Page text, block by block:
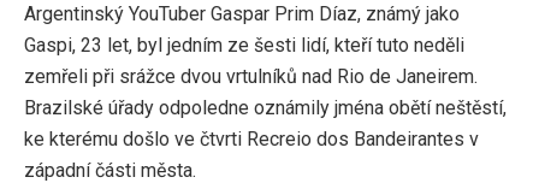
Argentinský YouTuber Gaspar Prim Díaz, známý jako
Gaspi, 23 let, byl jedním ze šesti lidí, kteří tuto neděli
zemřeli při srážce dvou vrtulníků nad Rio de Janeirem.
Brazilské úřady odpoledne oznámily jména obětí neštěstí,
ke kterému došlo ve čtvrti Recreio dos Bandeirantes v
západní části města.